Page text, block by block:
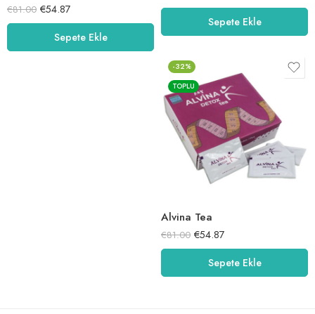
5 üzerinden
5.00oy aldı
€81.00 €54.87
Sepete Ekle
Sepete Ekle
-32%
TOPLU
Alvina Tea
€81.00 €54.87
Sepete Ekle